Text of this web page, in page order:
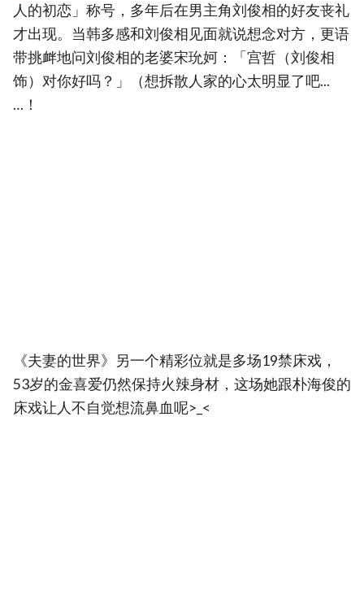
人的初恋」称号，多年后在男主角刘俊相的好友丧礼
才出现。当韩多感和刘俊相见面就说想念对方，更语
带挑衅地问刘俊相的老婆宋玧妸：「宫哲（刘俊相
饰）对你好吗？」（想拆散人家的心太明显了吧...
…！
《夫妻的世界》另一个精彩位就是多场19禁床戏，
53岁的金喜爱仍然保持火辣身材，这场她跟朴海俊的
床戏让人不自觉想流鼻血呢>_<